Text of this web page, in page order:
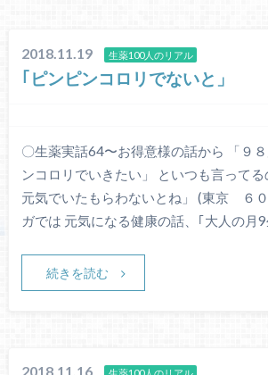
2018.11.19 生薬100人のリアル
｢ピンピンコロリでないと」
〇生薬実話64〜お得意様の話から 「９
ンコロリでいきたい」 といつも言って
元気でいたもらわないとね」 (東京 ６
ガでは 元気になる健康の話、｢大人の月
続きを読む
2018.11.16